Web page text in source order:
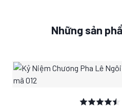
Những sản
XEM CHI